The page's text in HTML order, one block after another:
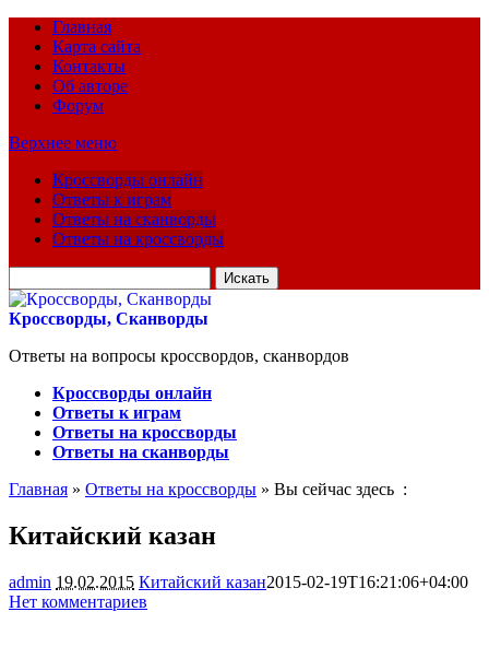
Главная
Карта сайта
Контакты
Об авторе
Форум
Верхнее меню
Кроссворды онлайн
Ответы к играм
Ответы на сканворды
Ответы на кроссворды
для:
Кроссворды, Сканворды
Ответы на вопросы кроссвордов, сканвордов
Кроссворды онлайн
Ответы к играм
Ответы на кроссворды
Ответы на сканворды
Главная » Ответы на кроссворды » Вы сейчас здесь :
Китайский казан
admin 19.02.2015 Китайский казан2015-02-19T16:21:06+04:00
Нет комментариев